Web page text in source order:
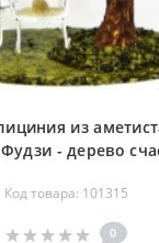
из
- дерево
Код товара: 101315
0